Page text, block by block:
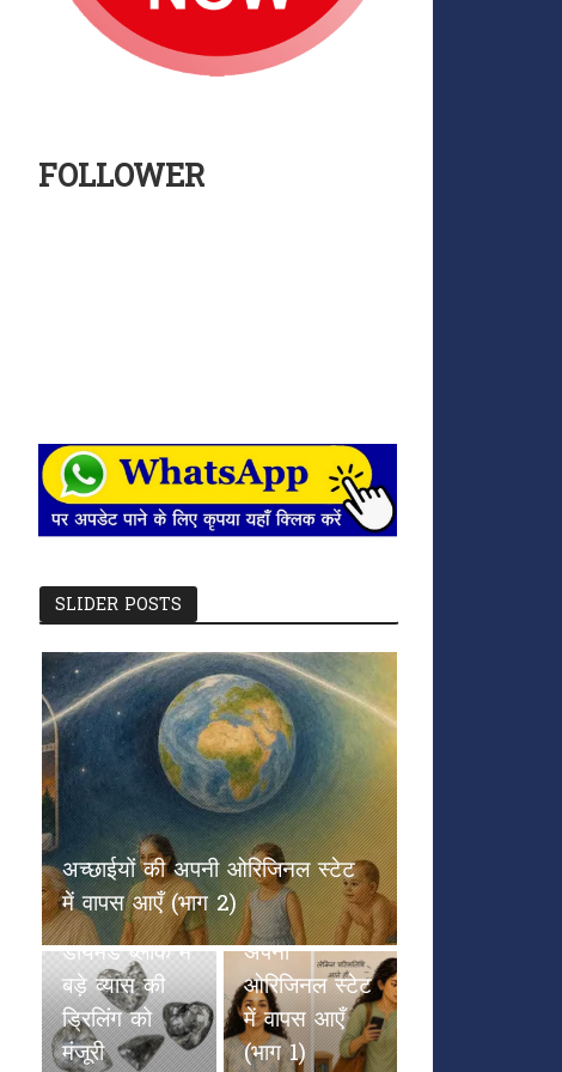
FOLLOWER
SLIDER POSTS
अच्छाईयों की अपनी ओरिजिनल स्टेट
में वापस आएँ (भाग 2)
छत्तीसगढ़ में
हीरा खनन की
तैयारी तेज:
एनसीएल बोर्ड
का बड़ा फैसला,
बलौदा-बेलमुंडी
डायमंड ब्लॉक में
बड़े व्यास की
ड्रिलिंग को
मंजूरी
अच्छाईयों की
अपनी
ओरिजिनल स्टेट
में वापस आएँ
(भाग 1)